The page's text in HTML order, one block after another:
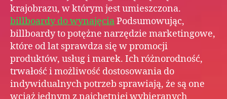
krajobrazu, w którym jest umieszczona.
billboardy do wynajęciaPodsumowując,
billboardy to potężne narzędzie marketingowe,
które od lat sprawdza się w promocji
produktów, usług i marek. Ich różnorodność,
trwałość i możliwość dostosowania do
indywidualnych potrzeb sprawiają, że są one
wciąż jednym z najchętniej wybieranych